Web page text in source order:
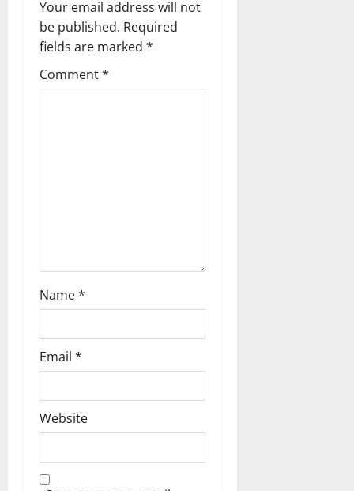
Your email address will not
be published. Required
fields are marked *
Comment*
Name*
Email *
Website